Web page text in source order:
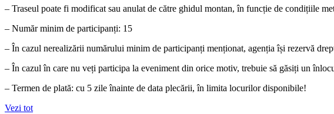
– Traseul poate fi modificat sau anulat de către ghidul montan, în funcție de condițiile
– Număr minim de participanți: 15
– În cazul nerealizării numărului minim de participanți menționat, agenția își rezervă
– În cazul în care nu veți participa la eveniment din orice motiv, trebuie să găsiți un
– Termen de plată: cu 5 zile înainte de data plecării, în limita locurilor disponibile!
Vezi tot